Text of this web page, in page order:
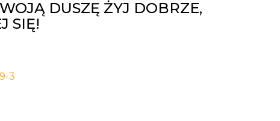
DUSZĘ ŻYJ DOBRZE,
SIĘ!
3